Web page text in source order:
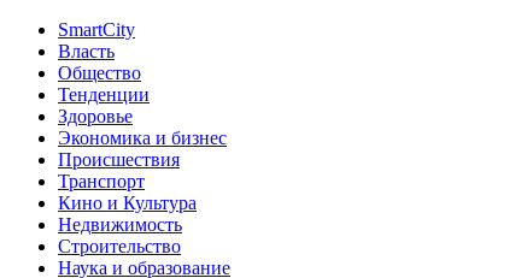
SmartCity
Власть
Общество
Тенденции
Здоровье
Экономика и бизнес
Происшествия
Транспорт
Кино и Культура
Недвижимость
Строительство
Наука и образование